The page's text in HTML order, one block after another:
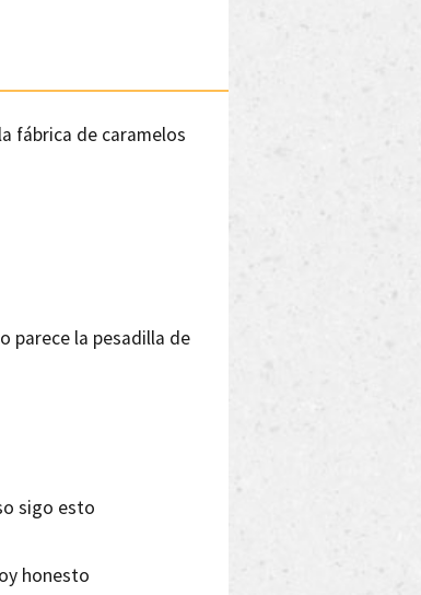
fábrica de caramelos
parece la pesadilla de
sigo esto
honesto